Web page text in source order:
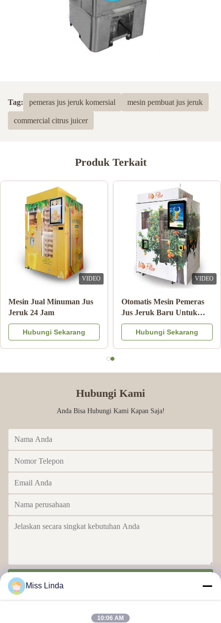
Tag: pemeras jus jeruk komersial mesin pembuat jus jeruk
commercial citrus juicer
Produk Terkait
VIDEO
Double Tank Ice Slush
Machine Minuman Beku
Minuman Susu Koktail
BuahHubungi Sekarang
VIDEO
Catatan Pembayaran
Mesin Penjual Jus Jeruk
Dengan Sistem Pendingin
Hubungi Sekarang
Hubungi Kami
Anda Bisa Hubungi Kami Kapan Saja!
Miss Linda
10:06 AM